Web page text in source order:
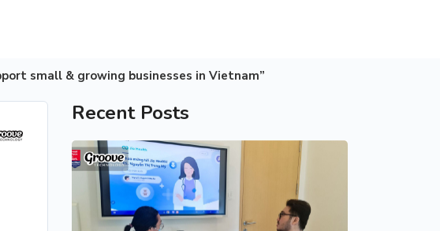
small & growing businesses in Vietnam”
Recent Posts